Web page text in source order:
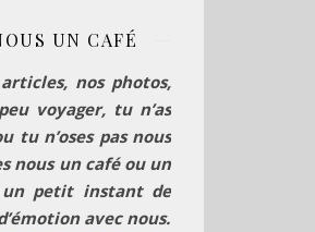
UN CAFÉ
nos photos,
voyager, tu n’as
tu n’oses pas nous
nous un café ou un
un petit instant de
avec nous.